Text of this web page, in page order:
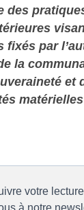
des
fixés par
la
et